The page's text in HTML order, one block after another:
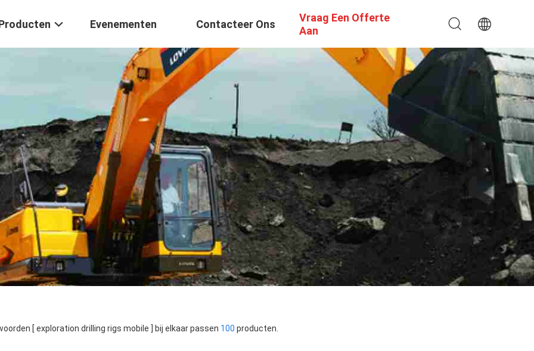
Evenementen Contacteer Ons
Vraag Een Offerte
Aan
[ exploration drilling rigs mobile ] bij elkaar passen 100 producten.